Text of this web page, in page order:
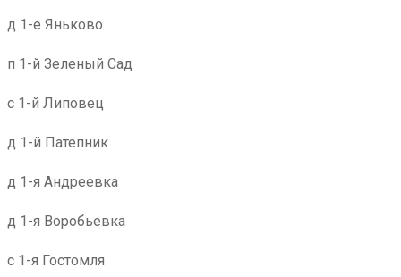
д 1-е Яньково
п 1-й Зеленый Сад
с 1-й Липовец
д 1-й Патепник
д 1-я Андреевка
д 1-я Воробьевка
с 1-я Гостомля